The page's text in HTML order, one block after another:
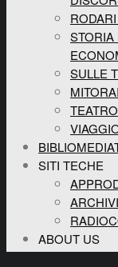
STORIA
SULLE
MITORAI
SITI TECHE
ABOUT US
CHI